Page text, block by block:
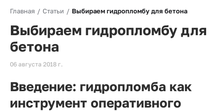
КОМПАНИЯ
О
компании
Доставка
Оплата
Каталог
Главная / Статьи / Выбираем гидропломбу для бетона
Выбираем гидропломбу для
бетона
06 августа 2018 г.
Введение: гидропломба как
инструмент оперативного